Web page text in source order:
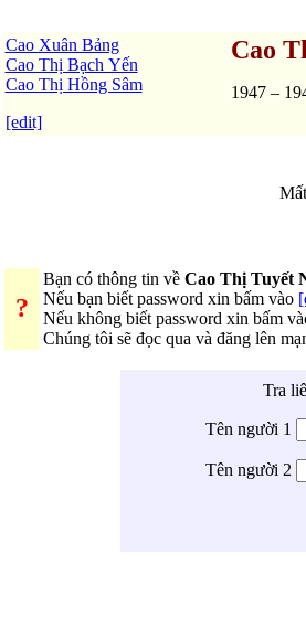
Cao Xuân Bảng
Cao Thị Bạch Yến
Cao Thị Hồng Sâm
[edit]
Cao
1947 –
?
Bạn có thông tin về Cao Thị Tuyết
Nếu bạn biết password xin bấm vào
Nếu không biết password xin bấm
Chúng tôi sẽ đọc qua và đăng lên
Tra
Tên người 1
Tên người 2